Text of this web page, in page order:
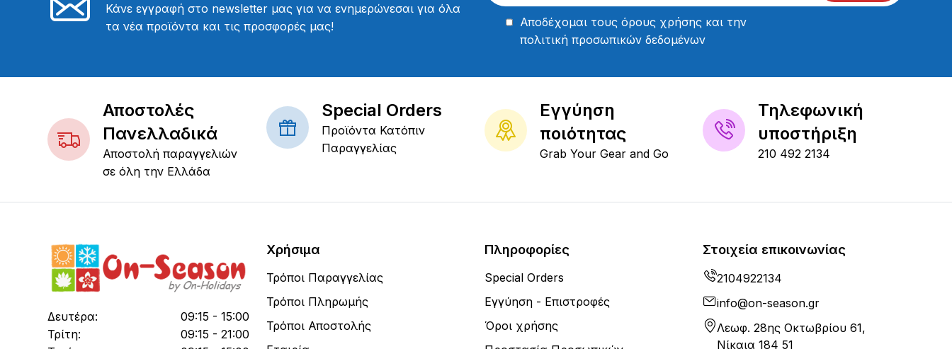
Κάνε εγγραφή στο newsletter μας για να ενημερώνεσαι για όλα
τα νέα προϊόντα και τις προσφορές μας!
Αποδέχομαι τους όρους χρήσης και την
πολιτική προσωπικών δεδομένων
Αποστολές
Πανελλαδικά
Αποστολή παραγγελιών
σε όλη την Ελλάδα
Special Orders
Προϊόντα Κατόπιν
Παραγγελίας
Εγγύηση
ποιότητας
Grab Your Gear and Go
Τηλεφωνική
υποστήριξη
210 492 2134
Δευτέρα:
09:15 - 15:00
Τρίτη:
09:15 - 21:00
Στοιχεία επικοινωνίας
2104922134
info@on-season.gr
Λεωφ. 28ης Οκτωβρίου 61,
Νίκαια 184 51
Χρήσιμα
Τρόποι Παραγγελίας
Τρόποι Πληρωμής
Τρόποι Αποστολής
Πληροφορίες
Special Orders
Εγγύηση - Επιστροφές
Όροι χρήσης